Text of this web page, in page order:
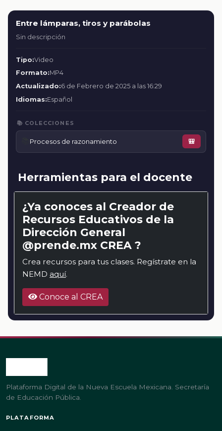
Entre lámparas, tiros y parábolas
Sin descripción
Tipo:Video
Formato:MP4
Actualizado:6 de Febrero de 2025 a las 16:29
Idiomas:Español
📚 COLECCIONES
Procesos de razonamiento 🎒
Herramientas para el docente
¿Ya conoces al Creador de
Recursos Educativos de la
Dirección General
@prende.mx CREA ?
Crea recursos para tus clases. Regístrate en la
NEMD aquí.
Conoce al CREA
Plataforma Digital de la Nueva Escuela Mexicana. Secretaría
de Educación Pública.
PLATAFORMA